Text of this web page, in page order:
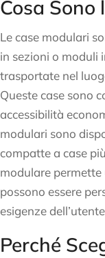
Cosa Sono
Le case modulari
in sezioni o moduli
trasportate nel
Queste case sono
accessibilità
modulari sono
compatte a case
modulare permette
possono essere
esigenze
Perché